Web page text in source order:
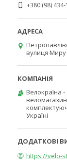
+380 (98)
вулиця Миру
Велокраїна -
Україні
https://velo-